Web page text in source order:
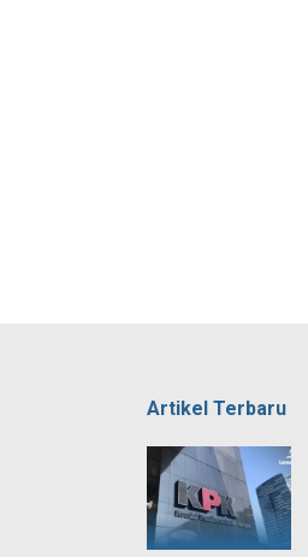
Artikel Terbaru